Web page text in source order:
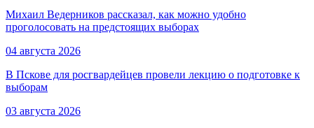
Михаил Ведерников рассказал, как можно удобно
проголосовать на предстоящих выборах
04 августа 2026
В Пскове для росгвардейцев провели лекцию о подготовке к
выборам
03 августа 2026